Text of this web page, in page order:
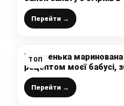
без стерилізації
Перейти →
ТОП
Гостренька маринована
рецептом моєї бабусі,
хоч усю зиму: ділюся
приготування
Перейти →